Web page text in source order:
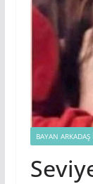
BAYAN ARKADAŞ